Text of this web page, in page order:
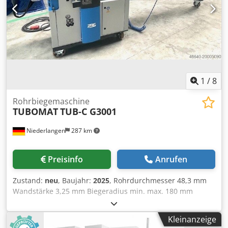
Medizintechnik. Dedpfx Alsyxnz Ts Dowa
1 /8
Niederlangen 287 km
Rohrbiegemaschine
TUBOMATTUB-C G3001
Preisinfo Anrufen
Zustand: neu, Baujahr: 2025, Rohrdurchmesser 48,3 mm
Wandstärke 3,25 mm Biegeradius min. max. 180 mm
Biegegeschwindigkeit 20 °/sec Gesamtleistungsbedarf 2,4
kW Maschinengewicht ca. 700 t Raumbedarf ca. 3880 x 800
x 1250 m TUBOMAT Gesamtsystem - Länge 3000 mmKleinanzeige